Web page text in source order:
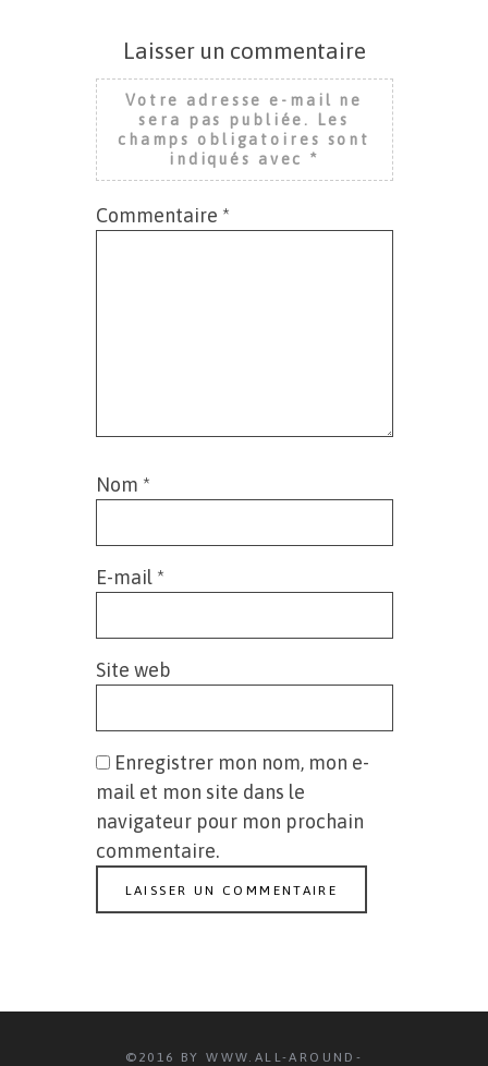
Laisser un commentaire
Votre adresse e-mail ne
sera pas publiée.
Les
champs obligatoires sont
indiqués avec *
Commentaire *
Nom *
E-mail *
Site web
Enregistrer mon nom, mon e-
mail et mon site dans le
navigateur pour mon prochain
commentaire.
©2016 BY WWW.ALL-AROUND-